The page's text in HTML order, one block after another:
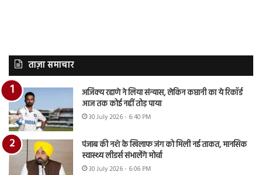
ताज़ा समाचार
अजिंक्य रहाणे ने लिया संन्यास, लेकिन कप्तानी का ये रिकॉर्ड
आज तक कोई नहीं तोड़ पाया
30 July 2026 - 6:40 PM
पंजाब की नशे के खिलाफ जंग को मिली नई ताकत, मानसिक
स्वास्थ्य लीडर्स संभालेंगे मोर्चा
30 July 2026 - 6:06 PM